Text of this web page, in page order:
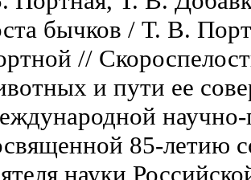
бычков / Т. В.
//
и пути ее
научно-
85-летию
науки